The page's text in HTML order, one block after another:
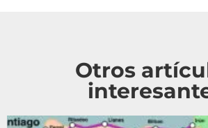
Otros